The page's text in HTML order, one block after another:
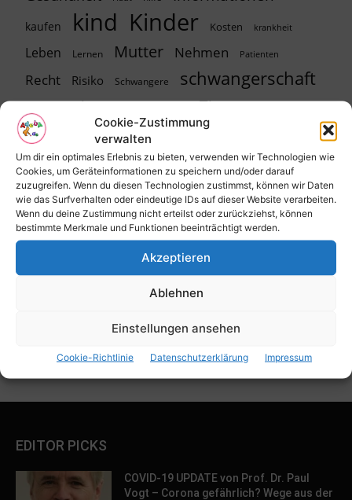
Cookie-Zustimmung
verwalten
Um dir ein optimales Erlebnis zu bieten, verwenden wir Technologien wie
Cookies, um Geräteinformationen zu speichern und/oder darauf
zuzugreifen. Wenn du diesen Technologien zustimmst, können wir Daten
wie das Surfverhalten oder eindeutige IDs auf dieser Website verarbeiten.
Wenn du deine Zustimmung nicht erteilst oder zurückziehst, können
bestimmte Merkmale und Funktionen beeinträchtigt werden.
Akzeptieren
Ablehnen
Einstellungen ansehen
Cookie-Richtlinie Datenschutzerklärung Impressum
kaufen kind Kinder Kosten krankheit
Leben Lernen Mutter Nehmen Patienten
Recht Risiko Schwangere schwangerschaft
sein Tipps
Wasser Wochen
Eltern-Foren
Kinderwunsch-Forum
Schwangerschaft-Forum
Geburt-Forum
EDITOR PICKS
COVID-19 UPDATE von Prof. Dr. Paul
Vogt – Corona gefährlich? Wege aus der